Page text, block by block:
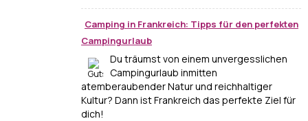
Camping in Frankreich: Tipps für den perfekten
Campingurlaub
Du träumst von einem unvergesslichen
Campingurlaub inmitten
atemberaubender Natur und reichhaltiger
Kultur? Dann ist Frankreich das perfekte Ziel für
dich!